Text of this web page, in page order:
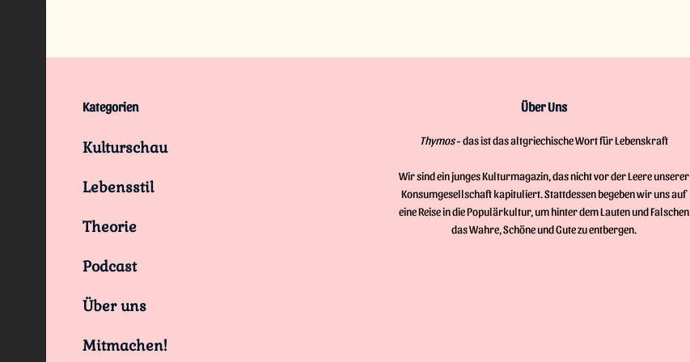
Kategorien
Kulturschau
Lebensstil
Theorie
Podcast
Über uns
Mitmachen!
Über Uns
Thymos- das ist das altgriechische Wort für Lebenskraft
Wir sind ein junges Kulturmagazin, das nicht vor der Leere unserer
Konsumgesellschaft kapituliert. Stattdessen begeben wir uns auf
eine Reise in die Populärkultur, um hinter dem Lauten und Falschen
das Wahre, Schöne und Gute zu entbergen.